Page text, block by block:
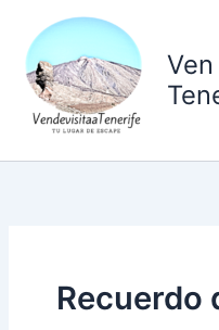
contenido
Recuerdo